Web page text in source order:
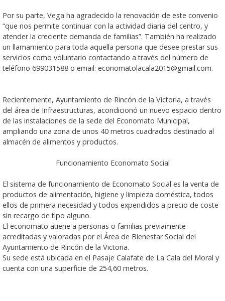
Por su parte, Vega ha agradecido la renovación de este convenio
“que nos permite continuar con la actividad diaria del centro, y
atender la creciente demanda de familias”. También ha realizado
un llamamiento para toda aquella persona que desee prestar sus
servicios como voluntario contactando a través del número de
teléfono 699031588 o email: economatolacala2015@gmail.com.
Recientemente, Ayuntamiento de Rincón de la Victoria, a través
del área de Infraestructuras, acondicionó un nuevo espacio dentro
de las instalaciones de la sede del Economato Municipal,
ampliando una zona de unos 40 metros cuadrados destinado al
almacén de alimentos y productos.
Funcionamiento Economato Social
El sistema de funcionamiento de Economato Social es la venta de
productos de alimentación, higiene y limpieza doméstica, todos
ellos de primera necesidad y todos expendidos a precio de coste
sin recargo de tipo alguno.
El economato atiene a personas o familias previamente
acreditadas y valoradas por el Área de Bienestar Social del
Ayuntamiento de Rincón de la Victoria.
Su sede está ubicada en el Pasaje Calafate de La Cala del Moral y
cuenta con una superficie de 254,60 metros.